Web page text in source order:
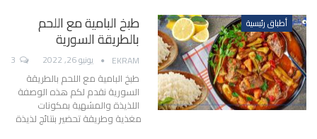
أطباق رئيسية طبخ البامية مع اللحم
بالطريقة السورية
EKRAM يونيو 26, 2022
طبخ البامية مع اللحم بالطريقة
السورية نقدم لكم هذه الوصفة
اللذيذة والمشهية بمكونات
مغذية وطريقة تحضير بنتائج لذيذة